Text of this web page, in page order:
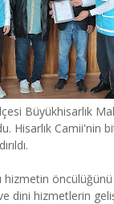
Büyükhisarlık
Hisarlık Camii'nin
hizmetin
dini hizmetlerin